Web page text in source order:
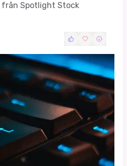
från Spotlight Stock